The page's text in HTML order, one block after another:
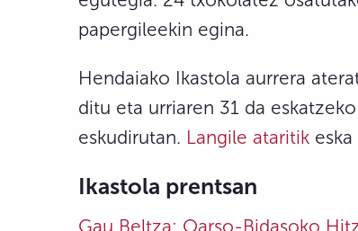
papergileekin egina.
Hendaiako Ikastola aurrera
ditu eta urriaren 31 da
eskudirutan. Langile ataritikeska
Ikastola prentsan
Gau Beltza: Oarso-Bidasoko